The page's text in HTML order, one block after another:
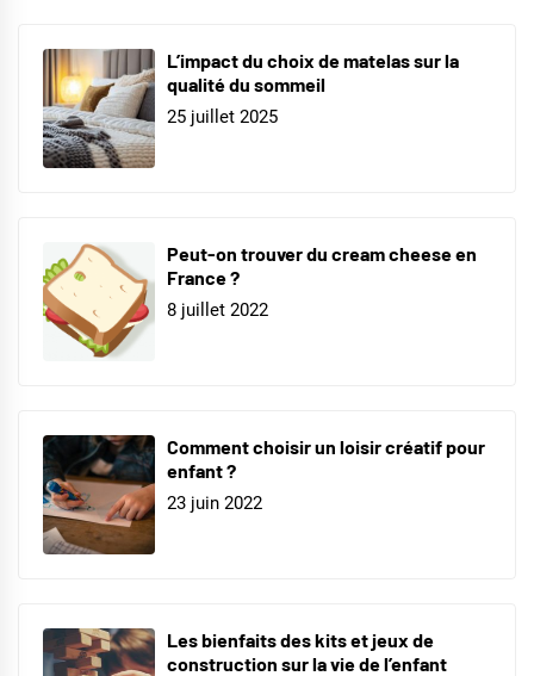
L’impact du choix de matelas sur la
qualité du sommeil
25 juillet 2025
Peut-on trouver du cream cheese en
France ?
8 juillet 2022
Comment choisir un loisir créatif pour
enfant ?
23 juin 2022
Les bienfaits des kits et jeux de
construction sur la vie de l’enfant